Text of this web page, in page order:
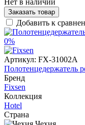
Заказать товар
Добавить к
0%
Артикул: FX-31002A
Полотенцедержатель
Бренд
Fixsen
Коллекция
Hotel
Страна